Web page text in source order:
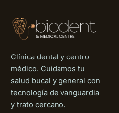
Clínica dental y centro
médico. Cuidamos tu
salud bucal y general con
tecnología de vanguardia
y trato cercano.